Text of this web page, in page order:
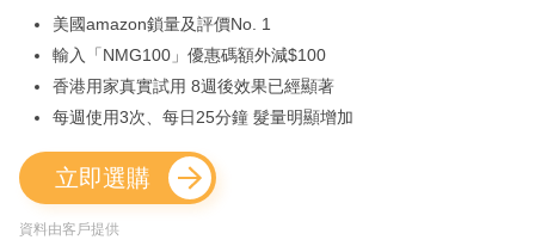
美國amazon鎖量及評價No. 1
輸入「NMG100」優惠碼額外減$100
香港用家真實試用 8週後效果已經顯著
每週使用3次、每日25分鐘 髮量明顯增加
立即選購
資料由客戶提供